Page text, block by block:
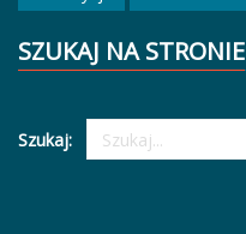
SZUKAJ NA STRONIE
Szukaj: